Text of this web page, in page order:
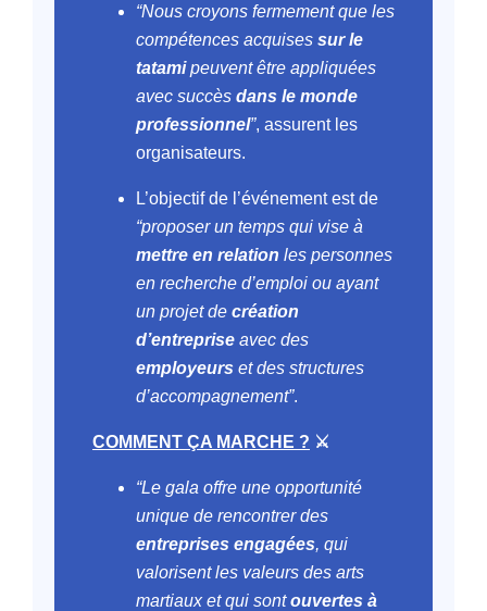
“Nous croyons fermement que les
compétences acquises sur le
tatamipeuvent être appliquées
avec succès dans le monde
professionnel”, assurent les
organisateurs.
L’objectif de l’événement est de
“proposer un temps qui vise à
mettre en relation les personnes
en recherche d’emploi ou ayant
un projet de création
d’entreprise avec des
employeurs et des structures
d’accompagnement”.
COMMENT ÇA MARCHE ? ⚔️
“Le gala offre une opportunité
unique de rencontrer des
entreprises engagées, qui
valorisent les valeurs des arts
martiaux et qui sontouvertes à